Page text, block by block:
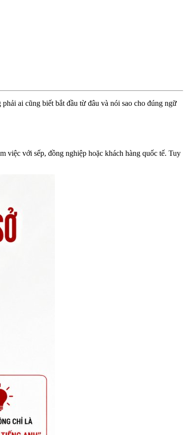
ai cũng biết bắt đầu từ đâu và nói sao cho đúng ngữ
việc với sếp, đồng nghiệp hoặc khách hàng quốc tế. Tuy